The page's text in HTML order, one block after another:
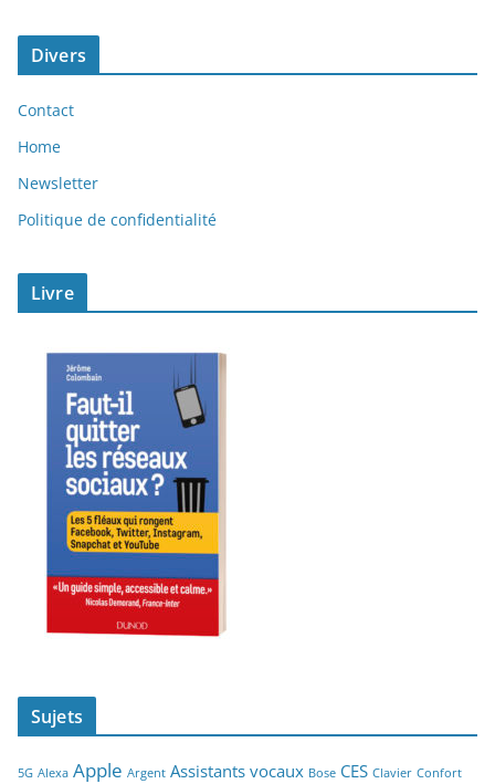
Divers
Contact
Home
Newsletter
Politique de confidentialité
Livre
Sujets
5G Alexa Apple Argent Assistants vocaux Bose CES Clavier Confort